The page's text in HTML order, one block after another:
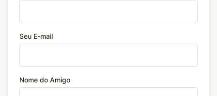
Seu E-mail
Nome do Amigo